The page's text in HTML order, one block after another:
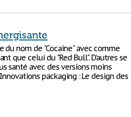
du nom de "Cocaine" avec comme
que celui du "Red Bull". D’autres se
santé avec des versions moins
packaging : Le design des